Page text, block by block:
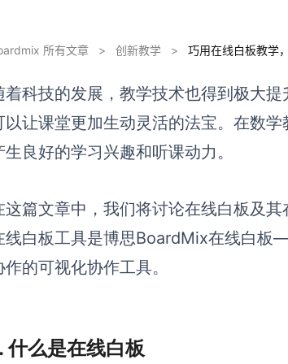
所有文章 > 创新教学 > 巧用在线白板教学
着科技的发展，教学技术也得到极大
以让课堂更加生动灵活的法宝。在数
生良好的学习兴趣和听课动力。
这篇文章中，我们将讨论在线白板及
线白板工具是博思BoardMix在线白
作的可视化协作工具。
什么是在线白板